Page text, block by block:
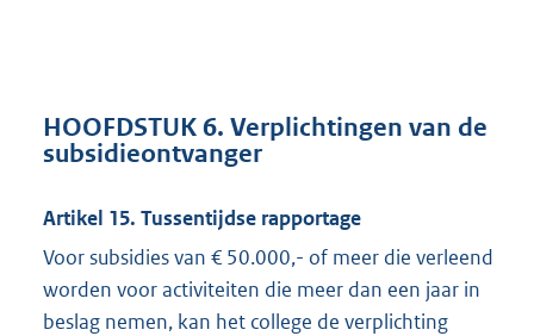
HOOFDSTUK 6. Verplichtingen van de
subsidieontvanger
Artikel 15. Tussentijdse rapportage
Voor subsidies van € 50.000,- of meer die verleend
worden voor activiteiten die meer dan een jaar in
beslag nemen, kan het college de verplichting